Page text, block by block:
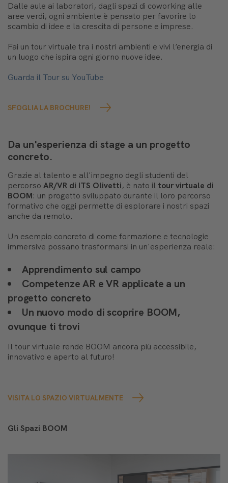
Dalle aule ai laboratori, dagli spazi di coworking alle
aree verdi, ogni ambiente è pensato per favorire lo
scambio di idee e la crescita di persone e imprese.
Fai un tour virtuale tra i nostri ambienti e vivi l’energia di
un luogo che ispira ogni giorno nuove idee.
Guarda il Tour su YouTube
SFOGLIA LA BROCHURE!
Da un'esperienza di stage a un progetto
concreto.
Grazie al talento e all'impegno degli studenti del
percorso AR/VR di ITS Olivetti, è nato il tour virtuale di
BOOM: un progetto sviluppato durante il loro percorso
formativo che oggi permette di esplorare i nostri spazi
anche da remoto.
Un esempio concreto di come formazione e tecnologie
immersive possano trasformarsi in un'esperienza reale:
Apprendimento sul campo
Competenze AR e VR applicate a un
progetto concreto
Un nuovo modo di scoprire BOOM,
ovunque ti trovi
Il tour virtuale rende BOOM ancora più accessibile,
innovativo e aperto al futuro!
VISITA LO SPAZIO VIRTUALMENTE
Gli Spazi BOOM